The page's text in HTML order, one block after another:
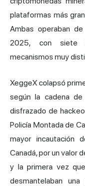
plataformas más
Ambas operaban de
2025, con siete
mecanismos muy
XeggeX colapsó
según la cadena
disfrazado de
Policía Montada de
mayor incautación
Canadá, por un valor
y la primera vez
desmantelaban